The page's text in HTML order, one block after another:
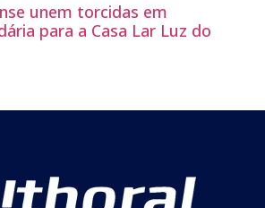
unem torcidas em
para a Casa Lar Luz do